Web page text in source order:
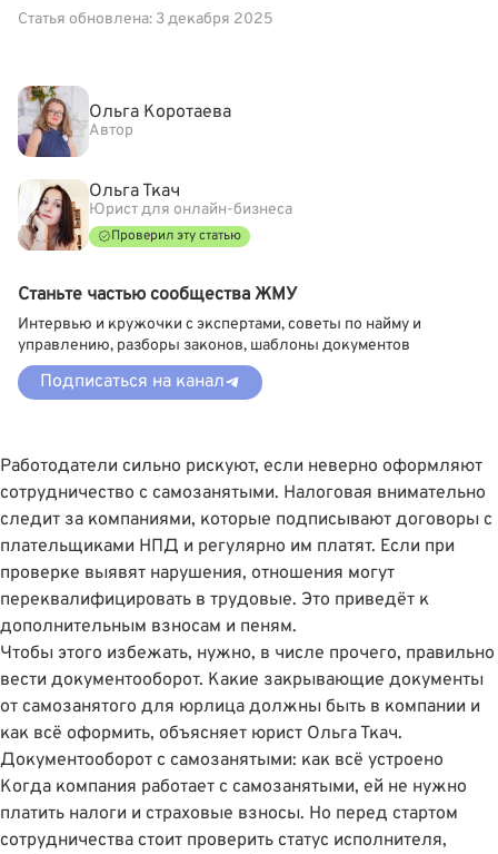
Статья обновлена: 3 декабря 2025
Работодатели сильно рискуют, если неверно оформляют
сотрудничество с самозанятыми. Налоговая внимательно
следит за компаниями, которые подписывают договоры с
плательщиками НПД и регулярно им платят. Если при
проверке выявят нарушения, отношения могут
переквалифицировать в трудовые. Это приведёт к
дополнительным взносам и пеням.
Чтобы этого избежать, нужно, в числе прочего, правильно
вести документооборот. Какие закрывающие документы
от самозанятого для юрлица должны быть в компании и
как всё оформить, объясняет юрист Ольга Ткач.
Документооборот с самозанятыми: как всё устроено
Когда компания работает с самозанятыми, ей не нужно
платить налоги и страховые взносы. Но перед стартом
сотрудничества стоит проверить статус исполнителя,
Ольга Коротаева
Автор
Ольга Ткач
Юрист для онлайн-бизнеса
Проверил эту статью
Станьте частью сообщества ЖМУ
Интервью и кружочки с экспертами, советы по найму и
управлению, разборы законов, шаблоны документов
Подписаться на канал